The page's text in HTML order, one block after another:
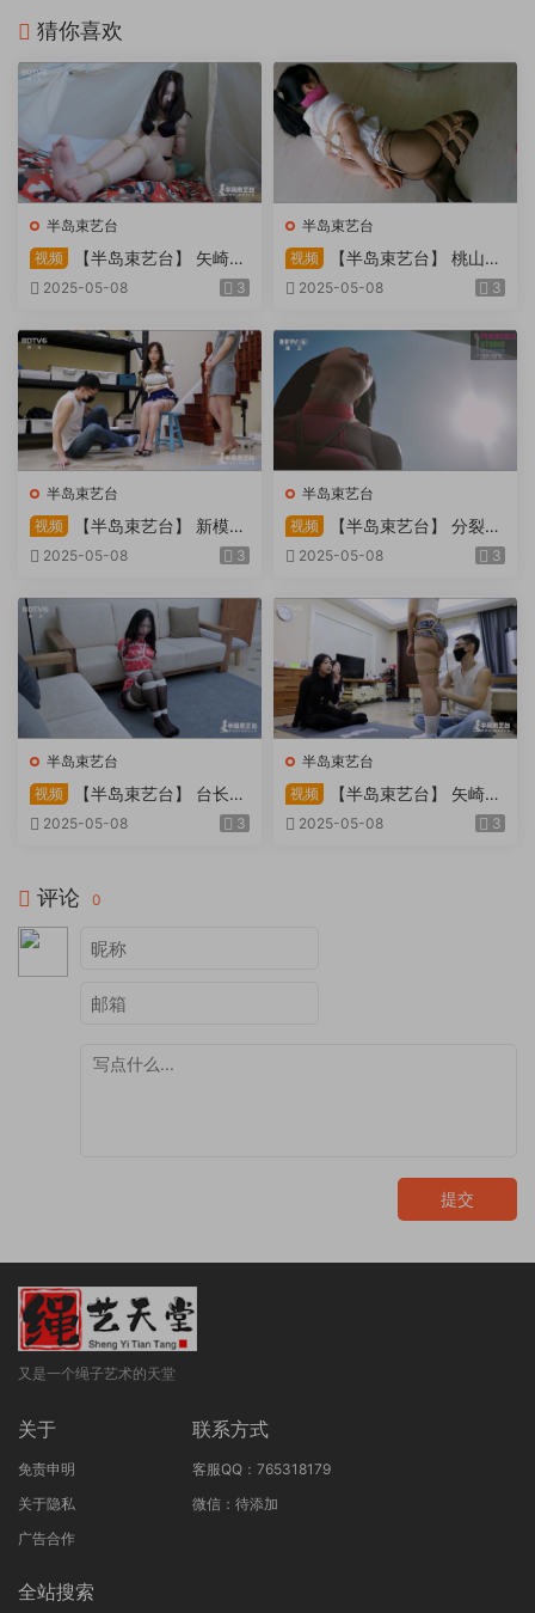
猜你喜欢
半岛束艺台
视频
【半岛束艺台】 矢崎
物业为您服务
2025-05-08 3
半岛束艺台
视频
【半岛束艺台】 桃山漫
画改编03 团缚美女超刺激玩
2025-05-08 3
半岛束艺台
视频
【半岛束艺台】 新模奎
因试镜，宛如阿紫再现
2025-05-08 3
半岛束艺台
视频
【半岛束艺台】 分裂的
快感：捆绑检阅式，车顶冷风
天。过路车辆..
2025-05-08 3
半岛束艺台
视频
【半岛束艺台】 台长不
在的时候
2025-05-08 3
半岛束艺台
视频
【半岛束艺台】 矢崎
泽爱 世界上运气最差的女孩
2025-05-08 3
评论 0
提交
又是一个绳子艺术的天堂
关于
免责申明
关于隐私
广告合作
联系方式
客服QQ：765318179
微信：待添加
全站搜索